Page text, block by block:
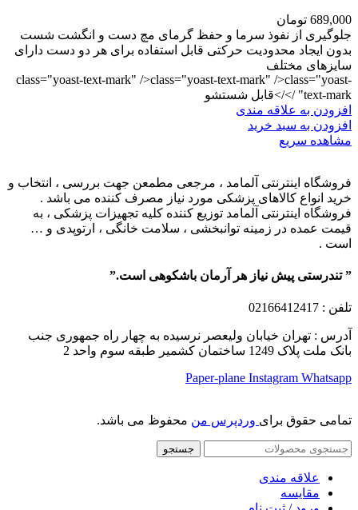
689,000 تومان
جلوگیری از نفوذ سرما و حفظ گرمای مچ دست و انگشت شست
بدون ایجاد محدودیت حرکتی قابل استفاده برای هر دو دست دارای
سایزهای مختلف
class="yoast-text-mark" />class="yoast-text-mark" />class="yoast-
text-mark" />/>قابل شستشو
افزودن به علاقه مندی
افزودن به سبد خرید
مشاهده سریع
فروشگاه اینترنتی آلمامد ، مرجعی مطمعن جهت بررسی ، انتخاب و
خرید انواع کالاهای پزشکی مورد نیاز مصرف کننده می باشد .
فروشگاه اینترنتی آلمامد توزیع کننده کلیه تجهیزات پزشکی ، به
قیمت عمده در زمینه توانبخشی ، سلامت خانگی ، ارتوپدی و …
است .
” تندرستی پیش نیاز هر آرمان باشکوهی است.”
تلفن : 02166412417
آدرس : تهران خیابان ولیعصر نرسیده به چهار راه جمهوری جنب
بانک ملت پلاک 1249 ساختمان کشمیر طبقه سوم واحد 2
Paper-plane Instagram Whatsapp
تمامی حقوق برای وردپرس من محفوظ می باشد.
جستجو
علاقه مندی
مقایسه